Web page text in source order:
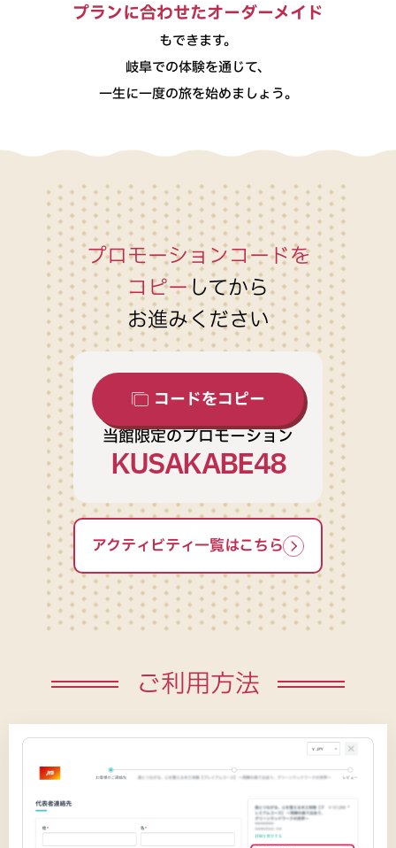
プランに合わせたオーダーメイド
もできます。
岐阜での体験を通じて、
一生に一度の旅を始めましょう。
プロモーションコードを
コピーしてから
お進みください
コードをコピー
当館限定のプロモーション
KUSAKABE48
アクティビティ一覧はこちら
ご利用方法